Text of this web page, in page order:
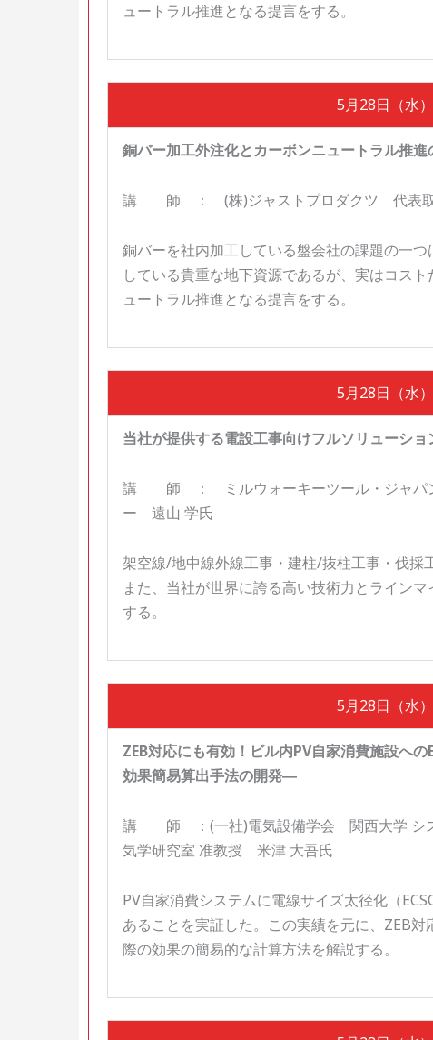
ュートラル推進となる提言をする。
5月28日（水
銅バー加工外注化とカーボンニュートラル推
講 師 ： (株)ジャストプロダクツ 代表取
銅バーを社内加工している盤会社の課題の一
している貴重な地下資源であるが、実はコス
ュートラル推進となる提言をする。
5月28日（水
当社が提供する電設工事向けフルソリューシ
講 師 ： ミルウォーキーツール・ジャパ
ー 遠山 学氏
架空線/地中線外線工事・建柱/抜柱工事・伐採
また、当社が世界に誇る高い技術力とライン
する。
5月28日（水
ZEB対応にも有効！ビル内PV自家消費施設へ
効果簡易算出手法の開発―
講 師 ：(一社)電気設備学会 関西大学 シス
気学研究室 准教授 米津 大吾氏
PV自家消費システムに電線サイズ太径化（
あることを実証した。この実績を元に、ZEB
際の効果の簡易的な計算方法を解説する。